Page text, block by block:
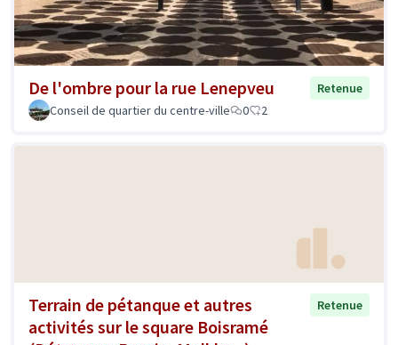
De l'ombre pour la rue Lenepveu
Retenue
Conseil de quartier du centre-ville
0 2
Terrain de pétanque et autres
activités sur le square Boisramé
Retenue